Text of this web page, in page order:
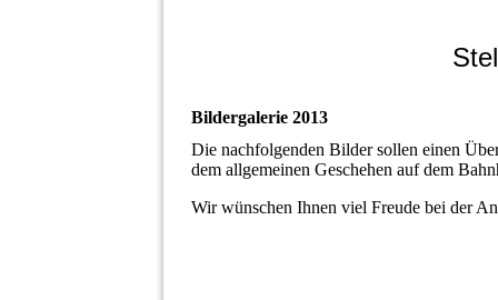
Bildergalerie 2013
Die nachfolgenden Bilder sollen einen
dem allgemeinen Geschehen auf dem
Wir wünschen Ihnen viel Freude bei der